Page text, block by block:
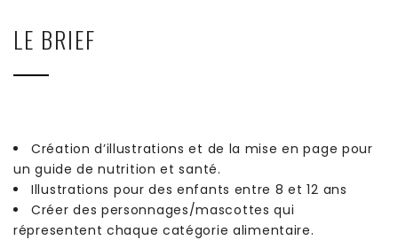
LE BRIEF
Création d’illustrations et de la mise en page pour
un guide de nutrition et santé.
Illustrations pour des enfants entre 8 et 12 ans
Créer des personnages/mascottes qui
répresentent chaque catégorie alimentaire.